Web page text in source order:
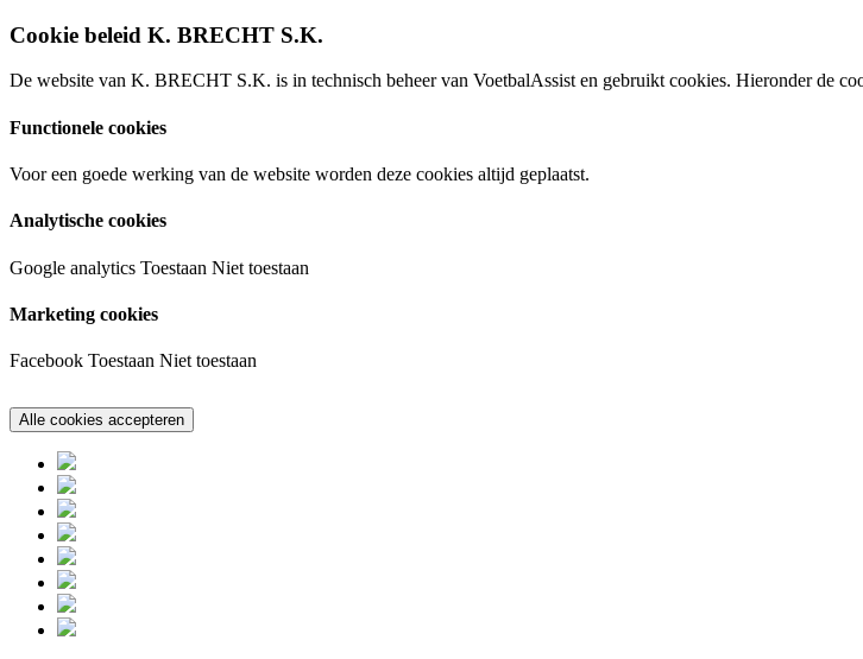
Cookie beleid K. BRECHT S.K.
De website van K. BRECHT S.K. is in technisch beheer van VoetbalAssist en gebruikt cookies. Hieronder de
Functionele cookies
Voor een goede werking van de website worden deze cookies altijd geplaatst.
Analytische cookies
Google analytics Toestaan Niet toestaan
Marketing cookies
Facebook Toestaan Niet toestaan